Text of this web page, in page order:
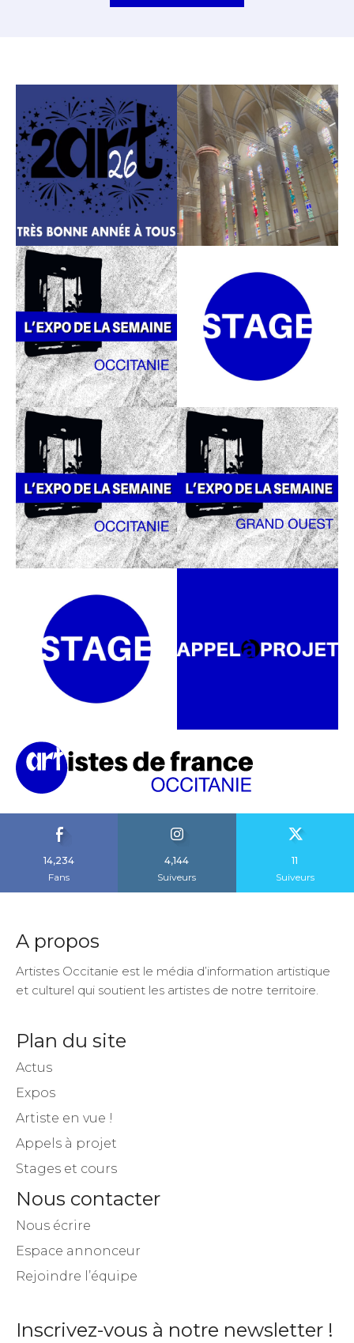
14,234
Fans
4,144
Suiveurs
11
Suiveurs
A propos
Artistes Occitanie est le média d’information artistique
et culturel qui soutient les artistes de notre territoire.
Plan du site
Actus
Expos
Artiste en vue !
Appels à projet
Stages et cours
Nous contacter
Nous écrire
Espace annonceur
Rejoindre l’équipe
Inscrivez-vous à notre newsletter !